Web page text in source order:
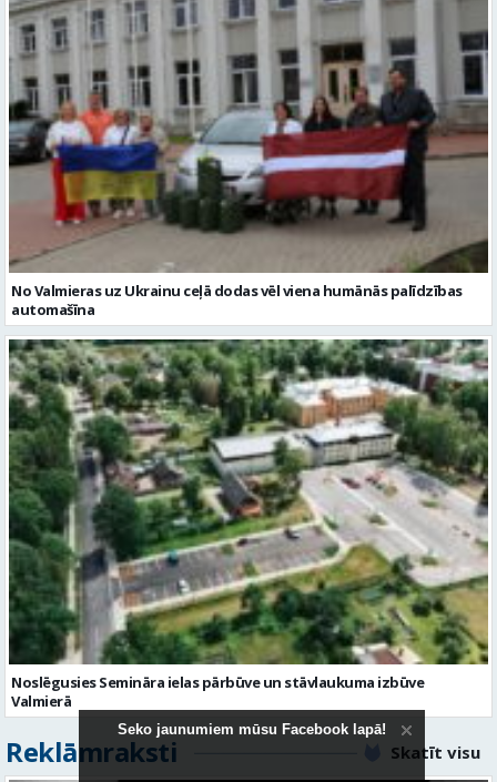
No Valmieras uz Ukrainu ceļā dodas vēl viena humānās palīdzības
automašīna
Noslēgusies Semināra ielas pārbūve un stāvlaukuma izbūve
Valmierā
Reklāmraksti Skatīt visu
Seko jaunumiem mūsu Facebook lapā!